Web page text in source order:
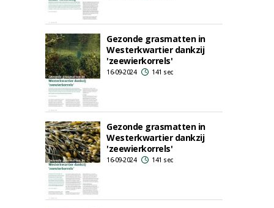
Gezonde grasmatten in
Westerkwartier dankzij
'zeewierkorrels'
16-09-2024 141 sec
Gezonde grasmatten in
Westerkwartier dankzij
'zeewierkorrels'
16-09-2024 141 sec